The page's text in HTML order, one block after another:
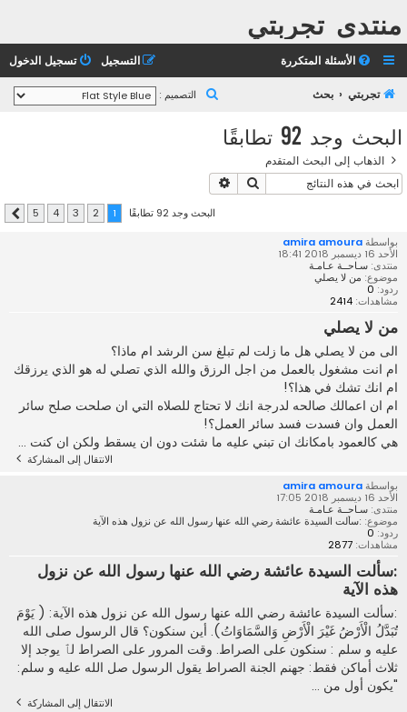
منتدى تجربتي
الأسئلة المتكررة تسجيل الدخول التسجيل
تجربتي بحث التصميم :
ب
البحث وجد 92 تطابقًا
الذهاب إلى البحث المتقدم
بحث
البحث وجد 92 تطابقًا 2
3
4
5 التالي
بواسطةamira amoura
الأحد 16 ديسمبر 2018 18:41
منتدى: سـاحــة عـامـة
موضوع: من لا يصلي
ردود: 0
مشاهدات: 2414
من لا يصلي
الى من لا يصلي هل ما زلت لم تبلغ سن الرشد ام ماذا؟
ام انت مشغول بالعمل من اجل الرزق والله الذي تصلي له هو الذي يرزقك
ام انك تشك في هذا؟!
ام ان اعمالك صالحه لدرجة انك لا تحتاج للصلاه التي ان صلحت صلح سائر
العمل وان فسدت فسد سائر العمل؟!
هي كالعمود بامكانك ان تبني عليه ما شئت دون ان يسقط ولكن ان كنت ...
الانتقال إلى المشاركة
بواسطةamira amoura
الأحد 16 ديسمبر 2018 17:05
منتدى: سـاحــة عـامـة
موضوع: :سألت السيدة عائشة رضي الله عنها رسول الله عن نزول هذه الآية
ردود: 0
مشاهدات: 2877
:سألت السيدة عائشة رضي الله عنها رسول الله عن نزول
هذه الآية
:سألت السيدة عائشة رضي الله عنها رسول الله عن نزول هذه الآية: ( يَوْمَ
تُبَدَّلُ الْأَرْضُ غَيْرَ الْأَرْضِ وَالسَّمَاوَاتُ). أين سنكون؟ قال الرسول صلى الله
عليه و سلم : سنكون على الصراط. وقت المرور على الصراط لٱ يوجد إلا
ثلاث أماكن فقط: جهنم الجنة الصراط يقول الرسول صل الله عليه و سلم:
"يكون أول من ...
الانتقال إلى المشاركة